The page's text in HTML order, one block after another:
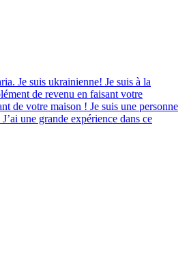
Je suis ukrainienne! Je suis à la
de revenu en faisant votre
de votre maison ! Je suis une personne
une grande expérience dans ce